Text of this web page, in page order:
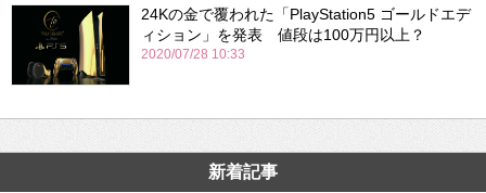
24Kの金で覆われた「PlayStation5 ゴールドエデ
ィション」を発表 値段は100万円以上？
2020/07/28 10:33
新着記事